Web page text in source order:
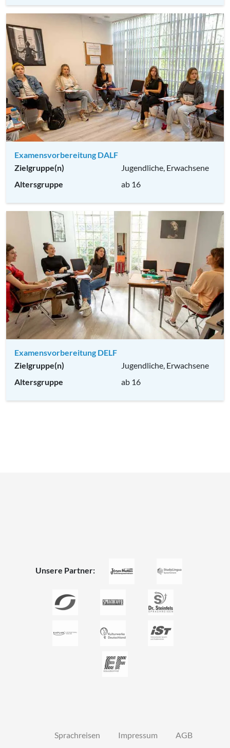
Examensvorbereitung DALF
Zielgruppe(n)
Jugendliche, Erwachsene
Altersgruppe
ab 16
Examensvorbereitung DELF
Zielgruppe(n)
Jugendliche, Erwachsene
Altersgruppe
ab 16
Unsere Partner:
Sprachreisen Impressum AGB